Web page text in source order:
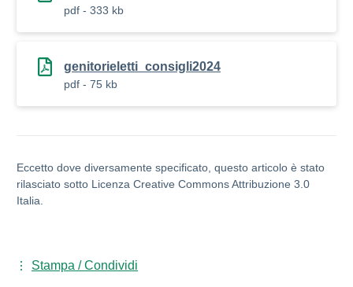
pdf - 333 kb
genitorieletti_consigli2024
pdf - 75 kb
Eccetto dove diversamente specificato, questo articolo è stato
rilasciato sotto Licenza Creative Commons Attribuzione 3.0
Italia.
Stampa / Condividi